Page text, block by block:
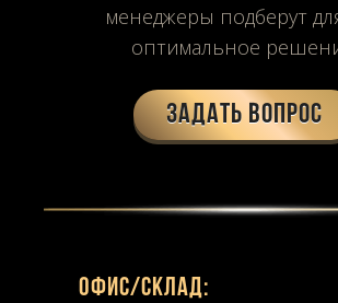
менеджеры подберут
оптимальное
Задать вопрос
Офиc/склад: